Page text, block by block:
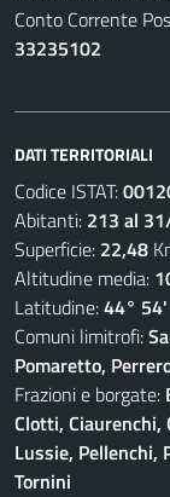
Conto Corrente
33235102
DATI TERRITORIALI
Codice ISTAT:
Abitanti: 213 al
Superficie: 22,48
Altitudine media:
Latitudine:44°
Comuni limitrofi:
Pomaretto,
Frazioni e borgate:
Clotti, Ciaurenchi,
Lussie, Pellenchi,
Tornini